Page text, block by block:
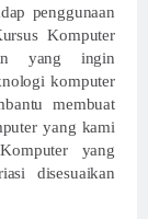
penggunaan
Komputer
yang ingin
komputer
membuat
yang kami
yang
disesuaikan